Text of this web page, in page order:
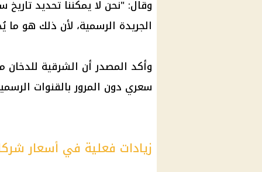
وقال: "نحن لا يمكننا تحديد
الجريدة الرسمية، لأن ذلك هو ما
وأكد المصدر أن الشرقية للدخان
سعري دون المرور بالقنوات
زيادات فعلية في أسعار